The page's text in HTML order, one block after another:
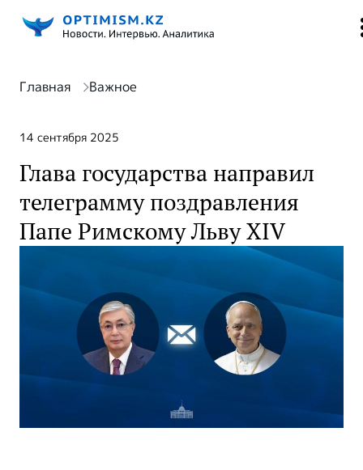
Главная Важное
14 сентября 2025
Глава государства направил
телеграмму поздравления
Папе Римскому Льву XIV